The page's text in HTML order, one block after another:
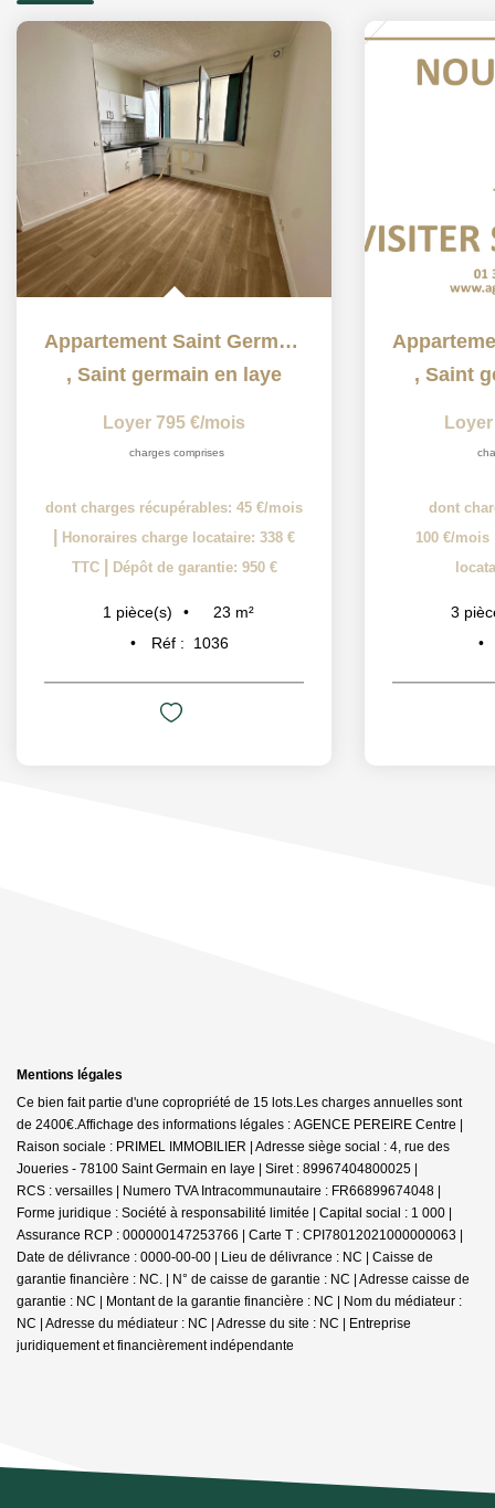
Appartement Saint Germain En Laye 1 pièce(s) 22m2
, Saint germain en laye
Loyer 795 €/mois
charges comprises
dont charges récupérables: 45 €/mois
Honoraires charge locataire: 338 €
TTC
Dépôt de garantie: 950 €
1 pièce(s) 23 m²
Réf :
1036
, Saint
dont
100 €/mois
3
Mentions légales
Ce bien fait partie d'une copropriété de 15 lots.Les charges annuelles sont
de 2400€.Affichage des informations légales : AGENCE PEREIRE Centre |
Raison sociale : PRIMEL IMMOBILIER | Adresse siège social : 4, rue des
Joueries - 78100 Saint Germain en laye | Siret : 89967404800025 |
RCS : versailles | Numero TVA Intracommunautaire : FR66899674048 |
Forme juridique : Société à responsabilité limitée | Capital social : 1 000 |
Assurance RCP : 000000147253766 | Carte T : CPI78012021000000063 |
Date de délivrance : 0000-00-00 | Lieu de délivrance : NC | Caisse de
garantie financière : NC. | N° de caisse de garantie : NC | Adresse caisse de
garantie : NC | Montant de la garantie financière : NC | Nom du médiateur :
NC | Adresse du médiateur : NC | Adresse du site : NC | Entreprise
juridiquement et financièrement indépendante